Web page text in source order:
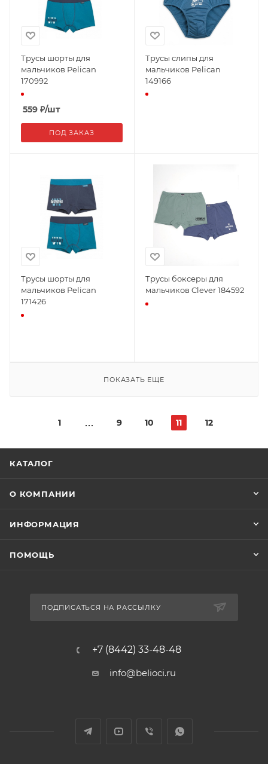
Трусы шорты для
мальчиков Pelican
170992
559 ₽/шт
ПОД ЗАКАЗ
Трусы слипы для
мальчиков Pelican
149166
Трусы шорты для
мальчиков Pelican
171426
Трусы боксеры для
мальчиков Clever 184592
ПОКАЗАТЬ ЕЩЕ
1 9 10 11 12
КАТАЛОГ
О КОМПАНИИ
ИНФОРМАЦИЯ
ПОМОЩЬ
ПОДПИСАТЬСЯ НА РАССЫЛКУ
+7 (8442) 33-48-48
info@belioci.ru